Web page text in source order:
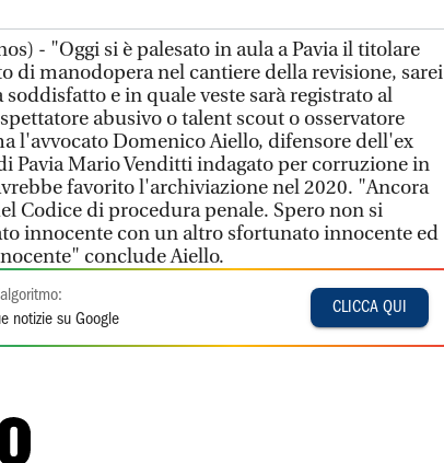
- "Oggi si è palesato in aula a Pavia il titolare
di manodopera nel cantiere della revisione, sarei
soddisfatto e in quale veste sarà registrato al
abusivo o talent scout o osservatore
l'avvocato Domenico Aiello, difensore dell'ex
Pavia Mario Venditti indagato per corruzione in
favorito l'archiviazione nel 2020. "Ancora
Codice di procedura penale. Spero non si
innocente con un altro sfortunato innocente ed
conclude Aiello.
notizie su Google
CLICCA QUI